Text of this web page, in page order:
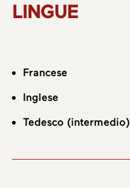
LINGUE
Francese
Inglese
Tedesco (intermedio)